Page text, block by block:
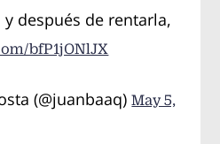
después de rentarla,
bfP1jONlJX
(@juanbaaq)May 5,